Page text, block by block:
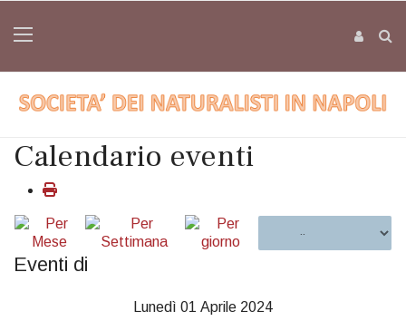
Calendario eventi
Eventi di
Lunedì 01 Aprile 2024